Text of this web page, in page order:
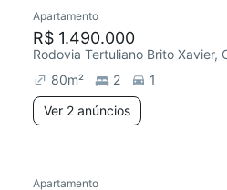
Apartamento
R$ 1.490.000
Rodovia Tertuliano Brito Xavier,
80m² 2
1
Ver 2 anúncios
Apartamento